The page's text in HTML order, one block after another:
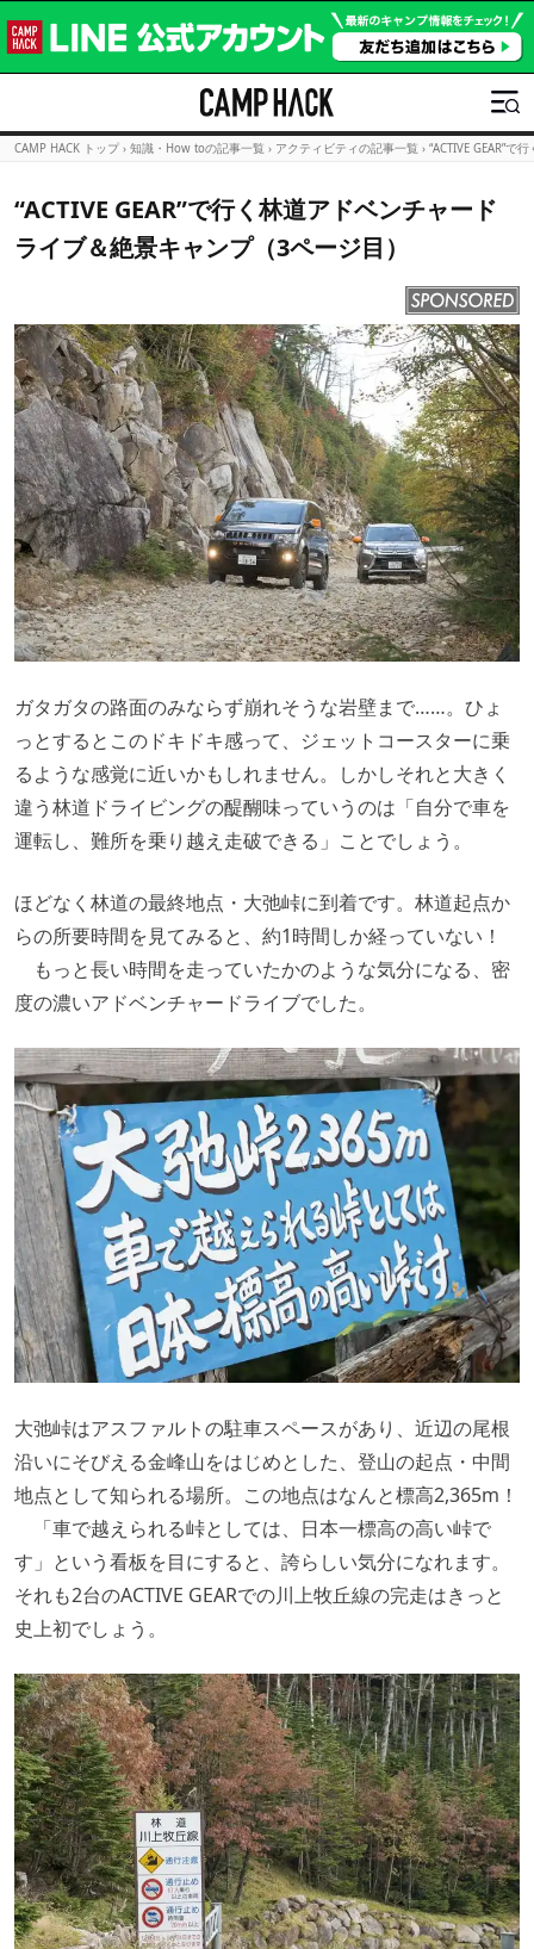
CAMP HACK トップ › 知識・How toの記事一覧 › アクティビティの記事一覧 › “ACTIVE GEAR”で
“ACTIVE GEAR”で行く林道アドベンチャード
ライブ＆絶景キャンプ（3ページ目）
ガタガタの路面のみならず崩れそうな岩壁まで……。ひょ
っとするとこのドキドキ感って、ジェットコースターに乗
るような感覚に近いかもしれません。しかしそれと大きく
違う林道ドライビングの醍醐味っていうのは「自分で車を
運転し、難所を乗り越え走破できる」ことでしょう。
ほどなく林道の最終地点・大弛峠に到着です。林道起点か
らの所要時間を見てみると、約1時間しか経っていない！
もっと長い時間を走っていたかのような気分になる、密
度の濃いアドベンチャードライブでした。
大弛峠はアスファルトの駐車スペースがあり、近辺の尾根
沿いにそびえる金峰山をはじめとした、登山の起点・中間
地点として知られる場所。この地点はなんと標高2,365m！
「車で越えられる峠としては、日本一標高の高い峠で
す」という看板を目にすると、誇らしい気分になれます。
それも2台のACTIVE GEARでの川上牧丘線の完走はきっと
史上初でしょう。